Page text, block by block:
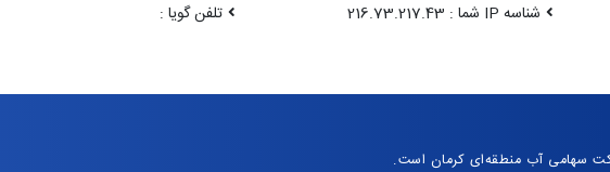
شناسه IP شما : 216.73.217.43
تلفن گویا :
سهامی آب منطقه‌ای کرمان است.